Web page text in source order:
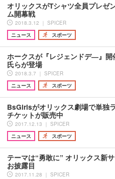
オリックスがTシャツ全員プレゼ
ム開幕戦
2018.3.12 ｜ SPICER
ニュース
スポーツ
ホークスが『レジェンドデ―』開
氏らが登場
2018.3.7 ｜ SPICER
ニュース
スポーツ
BsGirlsがオリックス劇場で単独
チケットが販売中
2017.12.13 ｜ SPICER
ニュース
スポーツ
テーマは“勇敢に” オリックス新
お披露目
2017.11.28 ｜ SPICER